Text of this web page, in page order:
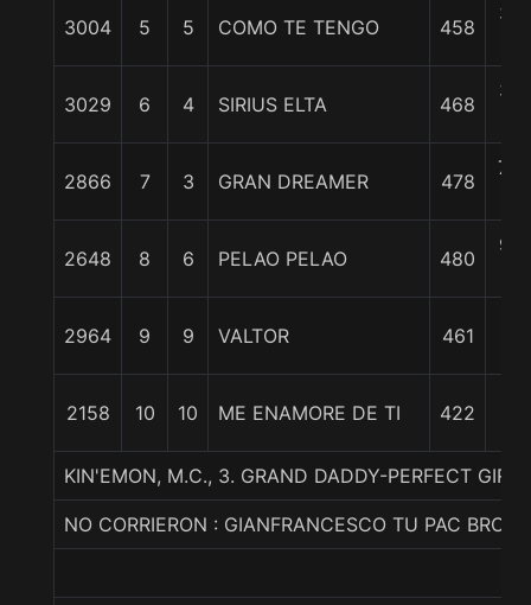
3004 5 5 COMO TE TENGO 458
3
3029 6 4 SIRIUS ELTA 468
3
2866 7 3 GRAN DREAMER 478
7
2648 8 6 PELAO PELAO 480
9
2964 9 9 VALTOR 461
2158 10 10 ME ENAMORE DE TI 422
KIN'EMON, M.C., 3. GRAND DADDY-PERFECT
NO CORRIERON : GIANFRANCESCO TU PAC